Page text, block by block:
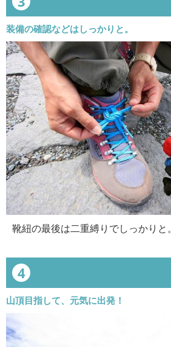
装備の確認などはしっかりと。
靴紐の最後は二重縛りでしっかりと。
4
山頂目指して、元気に出発！